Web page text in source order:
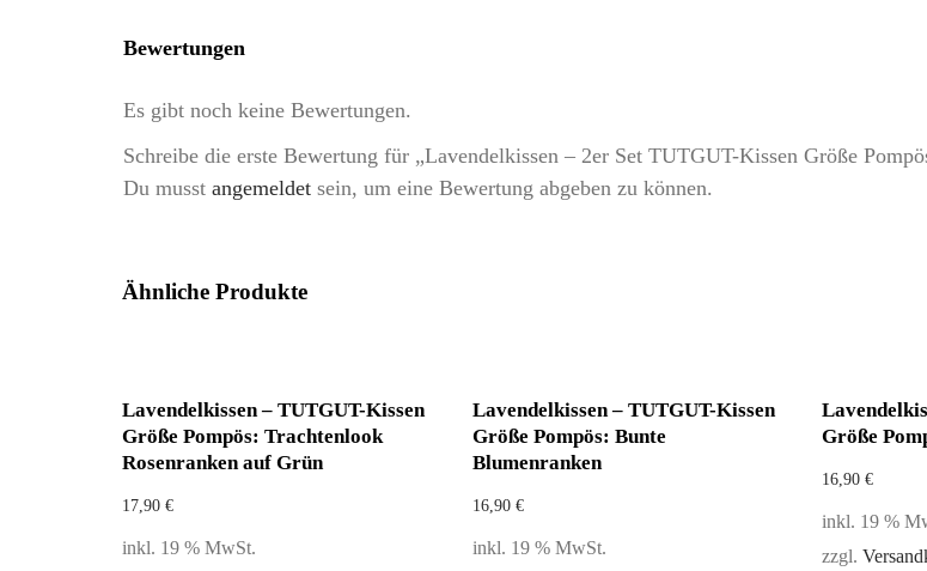
Bewertungen
Es gibt noch keine Bewertungen.
Schreibe die erste Bewertung für „Lavendelkissen – 2er Set TUTGUT-Kissen Größe
Du musst angemeldet sein, um eine Bewertung abgeben zu können.
Ähnliche Produkte
Lavendelkissen – TUTGUT-Kissen
Größe Pompös: Trachtenlook
Rosenranken auf Grün
17,90 €
inkl. 19 % MwSt.
Lavendelkissen – TUTGUT-Kissen
Größe Pompös: Bunte
Blumenranken
16,90 €
inkl. 19 % MwSt.
Größe
16,90 €
inkl. 19 %
zzgl.